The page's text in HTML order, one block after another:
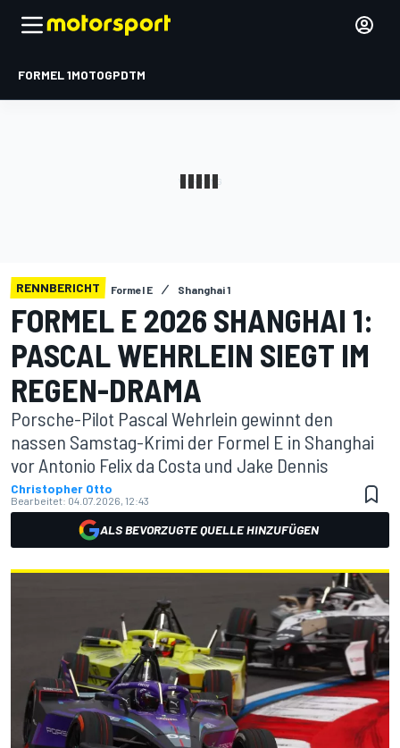
FORMEL 1MOTOGPDTM
RENNBERICHT Formel E Shanghai 1
FORMEL E 2026 SHANGHAI 1:
PASCAL WEHRLEIN SIEGT IM
REGEN-DRAMA
Porsche-Pilot Pascal Wehrlein gewinnt den
nassen Samstag-Krimi der Formel E in Shanghai
vor Antonio Felix da Costa und Jake Dennis
Christopher Otto
Bearbeitet: 04.07.2026, 12:43
ALS BEVORZUGTE QUELLE HINZUFÜGEN